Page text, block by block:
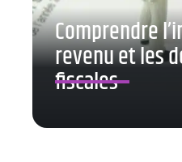
Comprendre
revenu et les
fiscales